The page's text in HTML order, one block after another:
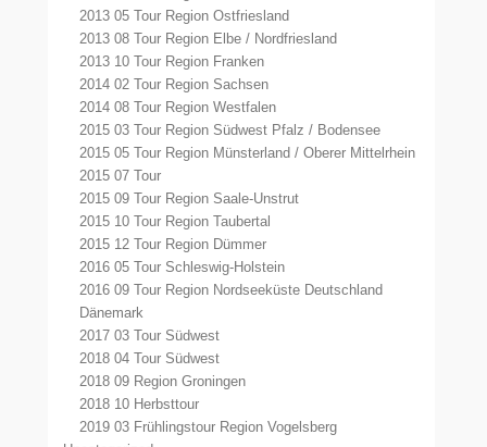
2013 05 Tour Region Ostfriesland
2013 08 Tour Region Elbe / Nordfriesland
2013 10 Tour Region Franken
2014 02 Tour Region Sachsen
2014 08 Tour Region Westfalen
2015 03 Tour Region Südwest Pfalz / Bodensee
2015 05 Tour Region Münsterland / Oberer Mittelrhein
2015 07 Tour
2015 09 Tour Region Saale-Unstrut
2015 10 Tour Region Taubertal
2015 12 Tour Region Dümmer
2016 05 Tour Schleswig-Holstein
2016 09 Tour Region Nordseeküste Deutschland
Dänemark
2017 03 Tour Südwest
2018 04 Tour Südwest
2018 09 Region Groningen
2018 10 Herbsttour
2019 03 Frühlingstour Region Vogelsberg